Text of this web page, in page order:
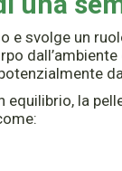
e svolge un
equilibrio, la